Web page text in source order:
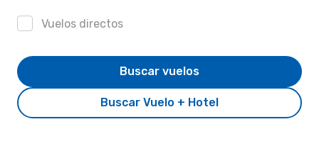
Vuelos directos
Buscar Vuelo + Hotel
Buscar vuelos